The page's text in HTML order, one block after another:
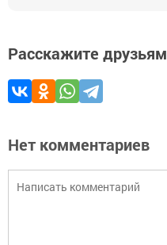
Расскажите друзьям
Нет комментариев